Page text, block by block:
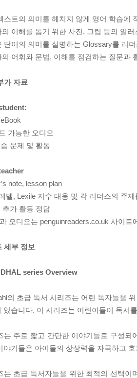
스트의 의미를 헤치지 않게 영어 학습에
의 이해를 돕기 위한 사진, 그림 등의 일
단어의 의미를 설명하는 Glossary를 리
의 어휘와 문법, 이해를 점검하는 질문과
가 자료
가능한 오디오
문제 및 활동
note, lesson plan
벨, Lexile 지수 대응 및 각 리더스의 주
추가 활동 정답
오디오는 penguinreaders.co.uk 사이
세부 정보
series Overview
의 초급 독서 시리즈는 어린 독자들을
있습니다. 이 시리즈는 어린이들이 독서
는 주로 짧고 간단한 이야기들로 구성
야기들은 아이들의 상상력을 자극하고
는 초급 독서자들을 위한 최적의 선택